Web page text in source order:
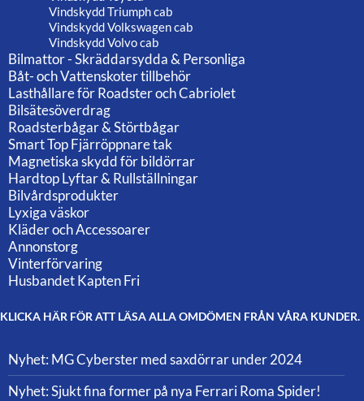
Vindskydd Triumph cab
Vindskydd Volkswagen cab
Vindskydd Volvo cab
Bilmattor - Skräddarsydda & Personliga
Båt- och Vattenskoter tillbehör
Lasthållare för Roadster och Cabriolet
Bilsätesöverdrag
Roadsterbågar & Störtbågar
Smart Top Fjärröppnare tak
Magnetiska skydd för bildörrar
Hardtop Lyftar & Rullställningar
Bilvårdsprodukter
Lyxiga väskor
Kläder och Accessoarer
Annonstorg
Vinterförvaring
Husbandet Kapten Fri
KLICKA HÄR FÖR ATT LÄSA ALLA OMDÖMEN FRÅN VÅRA KUNDER.
Nyhet: MG Cyberster med saxdörrar under 2024
Nyhet: Sjukt fina former på nya Ferrari Roma Spider!